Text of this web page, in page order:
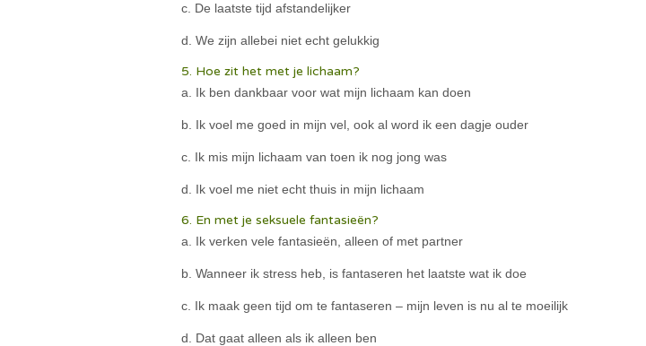
c. De laatste tijd afstandelijker
d. We zijn allebei niet echt gelukkig
5. Hoe zit het met je lichaam?
a. Ik ben dankbaar voor wat mijn lichaam kan doen
b. Ik voel me goed in mijn vel, ook al word ik een dagje ouder
c. Ik mis mijn lichaam van toen ik nog jong was
d. Ik voel me niet echt thuis in mijn lichaam
6. En met je seksuele fantasieën?
a. Ik verken vele fantasieën, alleen of met partner
b. Wanneer ik stress heb, is fantaseren het laatste wat ik doe
c. Ik maak geen tijd om te fantaseren – mijn leven is nu al te moeilijk
d. Dat gaat alleen als ik alleen ben